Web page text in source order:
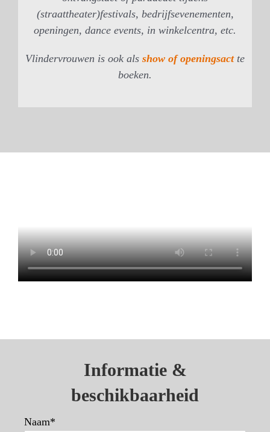
(straattheater)festivals, bedrijfsevenementen,
openingen, dance events, in winkelcentra, etc.
Vlindervrouwen is ook als show of openingsactte
boeken.
Informatie &
beschikbaarheid
Naam*